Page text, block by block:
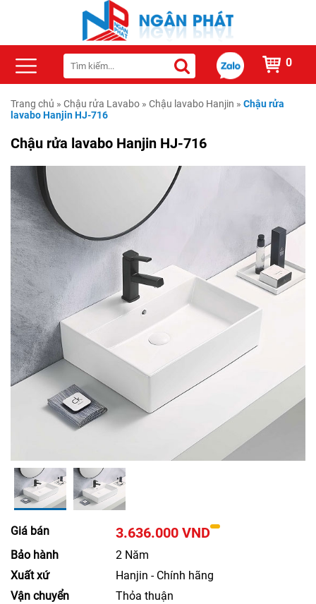
0
Trang chủ » Chậu rửa Lavabo » Chậu lavabo Hanjin » Chậu rửa
lavabo Hanjin HJ-716
Chậu rửa lavabo Hanjin HJ-716
Giá bán 3.636.000 VND
Bảo hành
2 Năm
Xuất xứ
Hanjin - Chính hãng
Vận chuyển
Thỏa thuận